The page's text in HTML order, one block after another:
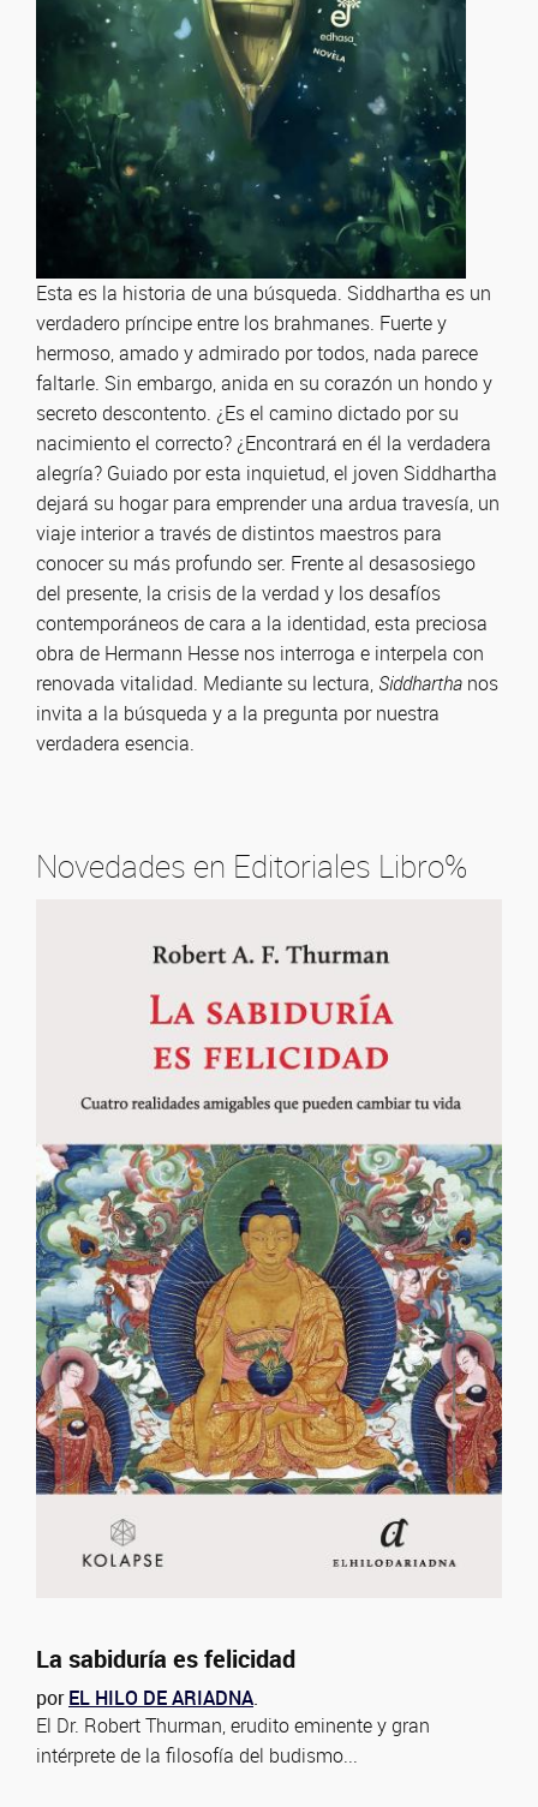
Esta es la historia de una búsqueda. Siddhartha es un
verdadero príncipe entre los brahmanes. Fuerte y
hermoso, amado y admirado por todos, nada parece
faltarle. Sin embargo, anida en su corazón un hondo y
secreto descontento. ¿Es el camino dictado por su
nacimiento el correcto? ¿Encontrará en él la verdadera
alegría? Guiado por esta inquietud, el joven Siddhartha
dejará su hogar para emprender una ardua travesía, un
viaje interior a través de distintos maestros para
conocer su más profundo ser. Frente al desasosiego
del presente, la crisis de la verdad y los desafíos
contemporáneos de cara a la identidad, esta preciosa
obra de Hermann Hesse nos interroga e interpela con
renovada vitalidad. Mediante su lectura, Siddhartha nos
invita a la búsqueda y a la pregunta por nuestra
verdadera esencia.
Novedades en Editoriales Libro%
La sabiduría es felicidad
porEL HILO DE ARIADNA.
El Dr. Robert Thurman, erudito eminente y gran
intérprete de la filosofía del budismo...